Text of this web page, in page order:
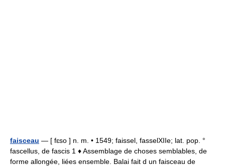
faisceau — [ fɛso ] n. m. • 1549; faissel, fasselXIIe; lat. pop. °
fascellus, de fascis 1 ♦ Assemblage de choses semblables, de
forme allongée, liées ensemble. Balai fait d un faisceau de